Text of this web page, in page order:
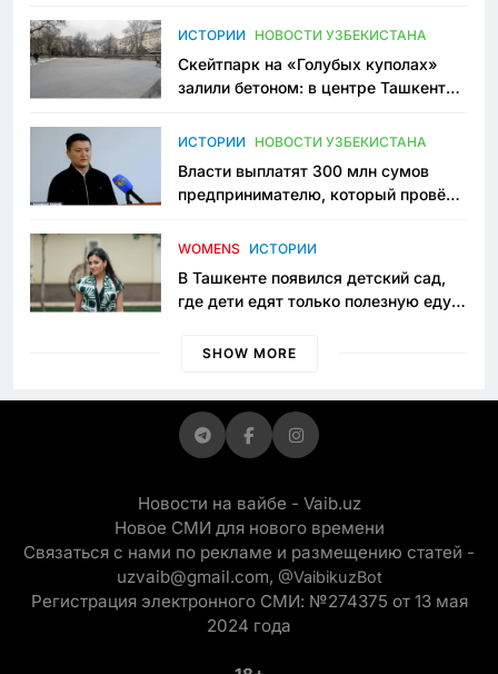
Узбекистане
ИСТОРИИ НОВОСТИ УЗБЕКИСТАНА
Скейтпарк на «Голубых куполах»
залили бетоном: в центре Ташкента
пространство
ИСТОРИИ НОВОСТИ УЗБЕКИСТАНА
Власти выплатят 300 млн сумов
предпринимателю, который провёл
приговору
WOMENS ИСТОРИИ
В Ташкенте появился детский сад,
где дети едят только полезную еду.
просить «кашу без сахара»
SHOW MORE
Новости на вайбе - Vaib.uz
Новое СМИ для нового времени
Связаться с нами по рекламе и размещению статей -
uzvaib@gmail.com, @VaibikuzBot
Регистрация электронного СМИ: №274375 от 13 мая
2024 года